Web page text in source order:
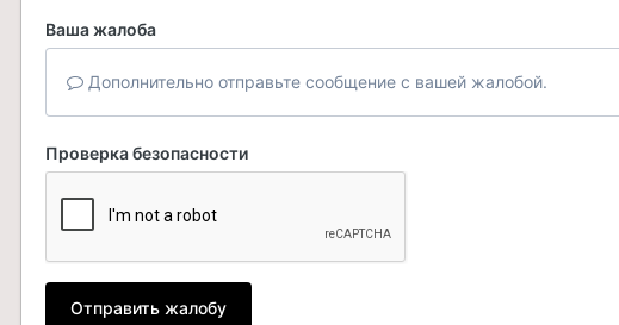
Ваша жалоба
Дополнительно отправьте сообщение с вашей жалобой.
Проверка безопасности
Отправить жалобу